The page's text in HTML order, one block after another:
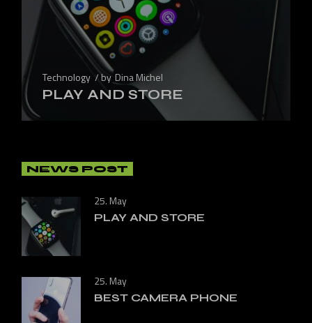
Technology by Dina Michel
PLAY AND STORE
NEWS POST
25. May
PLAY AND STORE
25. May
BEST CAMERA PHONE